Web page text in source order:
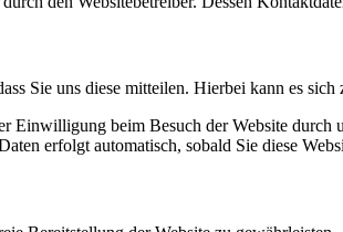
Sie uns diese mitteilen. Hierbei kann es
Einwilligung beim Besuch der Website
erfolgt automatisch, sobald Sie diese